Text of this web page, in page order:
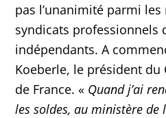
pas l’unanimité parmi
syndicats professionnels
indépendants. A
Koeberle, le président
de France. « Quand j’ai
les soldes, au ministère de